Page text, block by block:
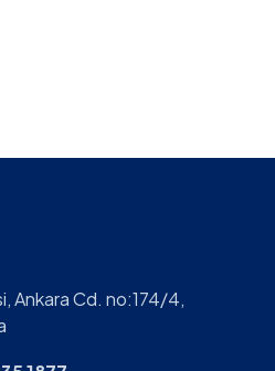
Ankara Cd. no:174/4,